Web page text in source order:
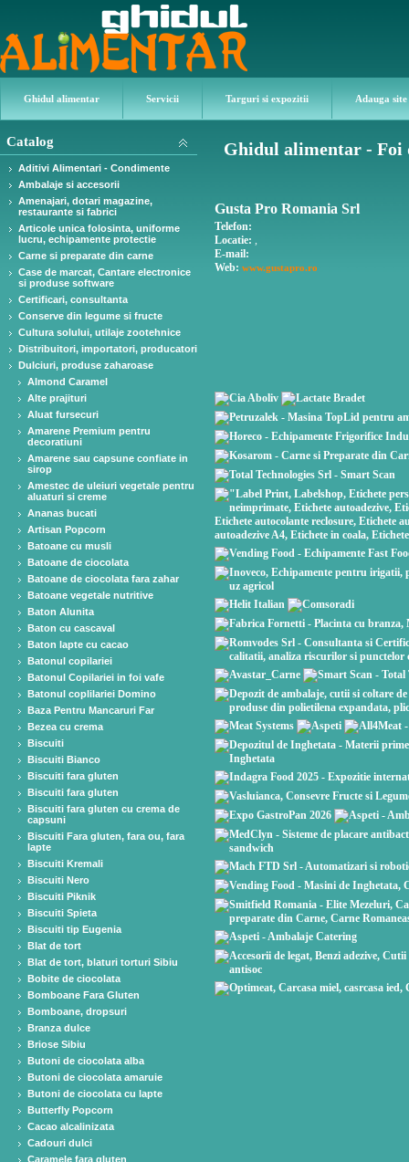
Ghidul alimentar Servicii Targuri si expozitii Adauga site
Catalog
Aditivi Alimentari - Condimente
Ambalaje si accesorii
Amenajari, dotari magazine,
restaurante si fabrici
Articole unica folosinta, uniforme
lucru, echipamente protectie
Carne si preparate din carne
Case de marcat, Cantare electronice
si produse software
Certificari, consultanta
Conserve din legume si fructe
Cultura solului, utilaje zootehnice
Distribuitori, importatori, producatori
Dulciuri, produse zaharoase
Almond Caramel
Alte prajituri
Aluat fursecuri
Amarene Premium pentru
decoratiuni
Amarene sau capsune confiate in
sirop
Amestec de uleiuri vegetale pentru
aluaturi si creme
Ananas bucati
Artisan Popcorn
Batoane cu musli
Batoane de ciocolata
Batoane de ciocolata fara zahar
Batoane vegetale nutritive
Baton Alunita
Baton cu cascaval
Baton lapte cu cacao
Batonul copilariei
Batonul Copilariei in foi vafe
Batonul coplilariei Domino
Baza Pentru Mancaruri Far
Bezea cu crema
Biscuiti
Biscuiti Bianco
Biscuiti fara gluten
Biscuiti fara gluten
Biscuiti fara gluten cu crema de
capsuni
Biscuiti Fara gluten, fara ou, fara
lapte
Biscuiti Kremali
Biscuiti Nero
Biscuiti Piknik
Biscuiti Spieta
Biscuiti tip Eugenia
Blat de tort
Blat de tort, blaturi torturi Sibiu
Bobite de ciocolata
Bomboane Fara Gluten
Bomboane, dropsuri
Branza dulce
Briose Sibiu
Butoni de ciocolata alba
Butoni de ciocolata amaruie
Butoni de ciocolata cu lapte
Butterfly Popcorn
Cacao alcalinizata
Cadouri dulci
Caramele fara gluten
Ghidul alimentar - Foi
Gusta Pro Romania Srl
Telefon:
Locatie: ,
E-mail:
Web: www.gustapro.ro